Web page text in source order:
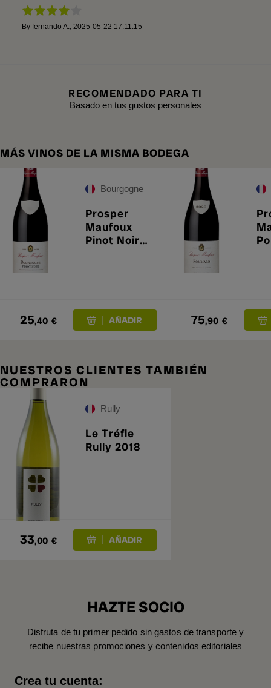
By fernando A. 2025-05-22 17:11:15
RECOMENDADO PARA TI
Basado en tus gustos personales
MÁS VINOS DE LA MISMA BODEGA
Bourgogne
Prosper
Maufoux
Pinot Noir
25,40 € 75,90 €
NUESTROS CLIENTES TAMBIÉN
COMPRARON
Rully
Le Tréfle
Rully 2018
33,00 €
HAZTE SOCIO
Disfruta de tu primer pedido sin gastos de transporte y
recibe nuestras promociones y contenidos editoriales
Crea tu cuenta: